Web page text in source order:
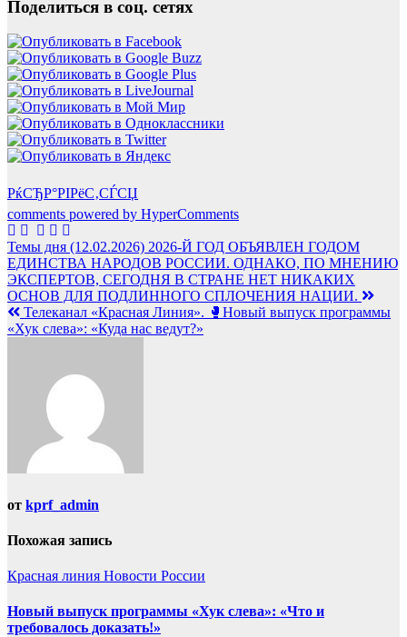
Поделиться в соц. сетях
РќСЂР°РІРёС‚СЃСЏ
comments powered by HyperComments
Навигация
по
записям
Темы дня (12.02.2026) 2026-Й ГОД ОБЪЯВЛЕН ГОДОМ
ЕДИНСТВА НАРОДОВ РОССИИ. ОДНАКО, ПО МНЕНИЮ
ЭКСПЕРТОВ, СЕГОДНЯ В СТРАНЕ НЕТ НИКАКИХ
ОСНОВ ДЛЯ ПОДЛИННОГО СПЛОЧЕНИЯ НАЦИИ.
Телеканал «Красная Линия». 🥊Новый выпуск программы
«Хук слева»: «Куда нас ведут?»
от kprf_admin
Похожая запись
Красная линия Новости России
Новый выпуск программы «Хук слева»: «Что и
требовалось доказать!»